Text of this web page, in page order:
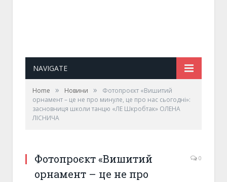
NAVIGATE
Home » Новини »
Фотопроєкт «Вишитий
орнамент – це не про минуле, це про нас сьогодні»:
засновниця школи танцю «ЛЕ Шкробтак» ОЛЕНА
ЛІСНИЧА
Фотопроєкт «Вишитий
орнамент – це не про
0